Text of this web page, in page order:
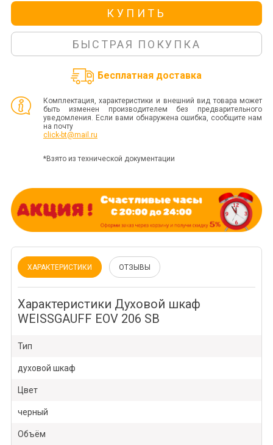
КУПИТЬ
БЫСТРАЯ ПОКУПКА
Бесплатная доставка
Комплектация, характеристики и внешний вид товара может
быть изменен производителем без предварительного
уведомления. Если вами обнаружена ошибка, сообщите нам
на почту
click-bt@mail.ru
*Взято из технической документации
ХАРАКТЕРИСТИКИ ОТЗЫВЫ
Характеристики Духовой шкаф
WEISSGAUFF EOV 206 SB
Тип
духовой шкаф
Цвет
черный
Объём